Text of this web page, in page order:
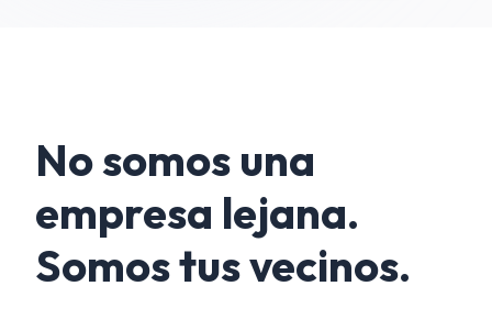
No somos una
empresa lejana.
Somos tus vecinos.